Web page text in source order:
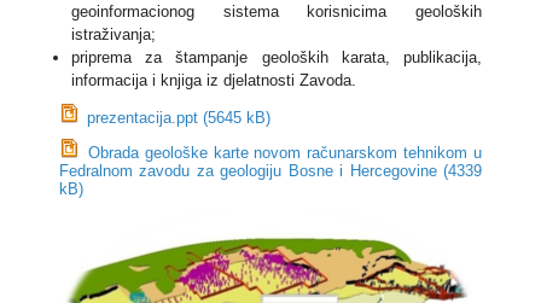
geoinformacionog sistema korisnicima geoloških
istraživanja;
priprema za štampanje geoloških karata, publikacija,
informacija i knjiga iz djelatnosti Zavoda.
prezentacija.ppt (5645 kB)
Obrada geološke karte novom računarskom tehnikom u
Fedralnom zavodu za geologiju Bosne i Hercegovine (4339
kB)